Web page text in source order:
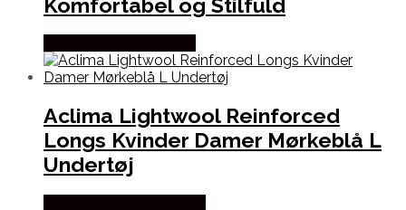
Komfortabel og Stilfuld
Aclima Lightwool Reinforced
Longs Kvinder Damer Mørkeblå L
Undertøj